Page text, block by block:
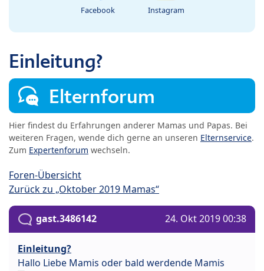
Facebook Instagram
Einleitung?
Elternforum
Hier findest du Erfahrungen anderer Mamas und Papas. Bei
weiteren Fragen, wende dich gerne an unseren Elternservice.
Zum Expertenforum wechseln.
Foren-Übersicht
Zurück zu „Oktober 2019 Mamas“
gast.3486142 24. Okt 2019 00:38
Einleitung?
Hallo Liebe Mamis oder bald werdende Mamis